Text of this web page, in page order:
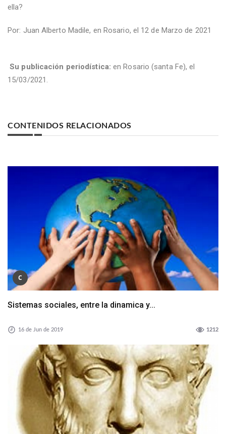
ella?
Por: Juan Alberto Madile, en Rosario, el 12 de Marzo de 2021
Su publicación periodística: en Rosario (santa Fe), el
15/03/2021.
CONTENIDOS RELACIONADOS
C
Sistemas sociales, entre la dinamica y...
16 de Jun de 2019 1212